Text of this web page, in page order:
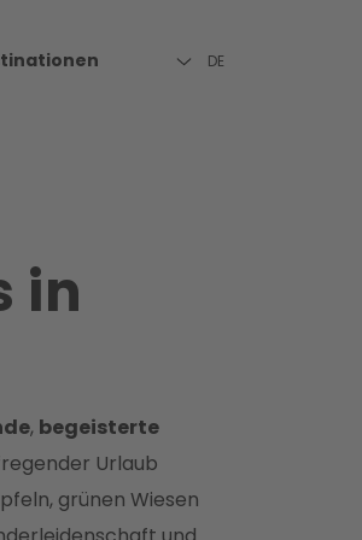
DE
in
, begeisterte
Urlaub
grünen Wiesen